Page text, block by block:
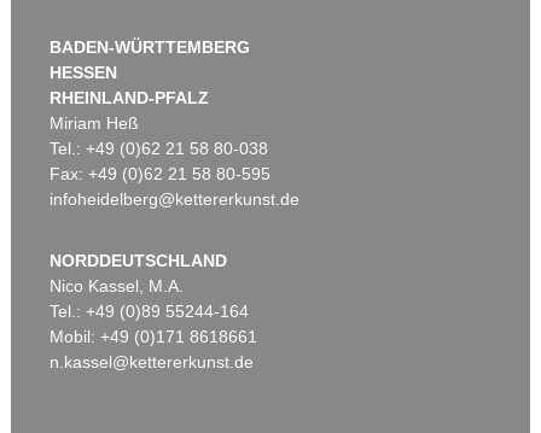
BADEN-WÜRTTEMBERG
HESSEN
RHEINLAND-PFALZ
Miriam Heß
Tel.: +49 (0)62 21 58 80-038
Fax: +49 (0)62 21 58 80-595
infoheidelberg@kettererkunst.de
NORDDEUTSCHLAND
Nico Kassel, M.A.
Tel.: +49 (0)89 55244-164
Mobil: +49 (0)171 8618661
n.kassel@kettererkunst.de